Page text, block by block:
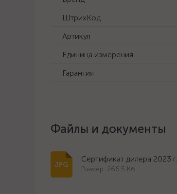
ШтрихКод
Артикул
Единица измерения
Гарантия
Файлы и документы
Сертификат дилера 2023 г.
Размер: 266.5 Кб